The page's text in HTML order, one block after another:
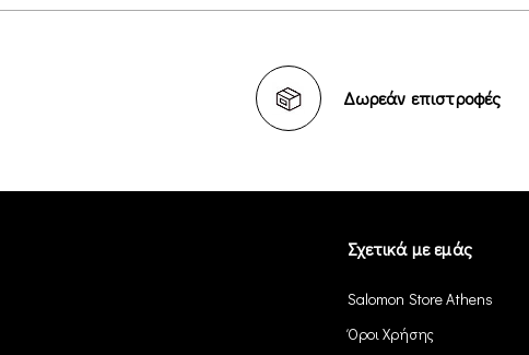
Δωρεάν επιστροφές
Σχετικά με εμάς
Salomon Store Athens
Όροι Χρήσης